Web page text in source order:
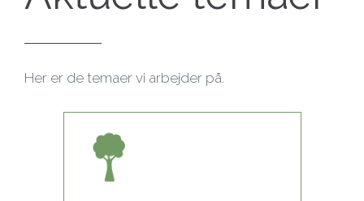
Her er de temaer vi arbejder på.